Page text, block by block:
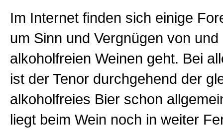
Im Internet finden sich einige
um Sinn und Vergnügen von und
alkoholfreien Weinen geht. Bei
ist der Tenor durchgehend der
alkoholfreies Bier schon
liegt beim Wein noch in weiter